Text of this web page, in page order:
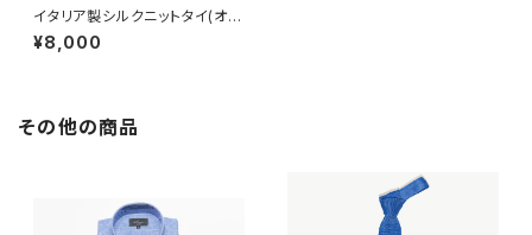
イタリア製シルクニットタイ(オフ
ホワイト)
¥8,000
その他の商品